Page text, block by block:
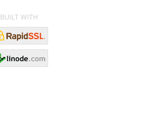
BUILT WITH